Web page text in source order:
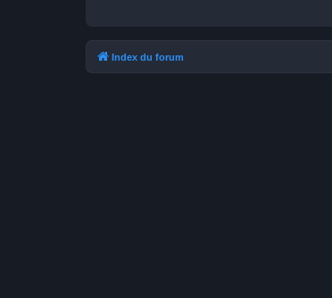
Index du forum